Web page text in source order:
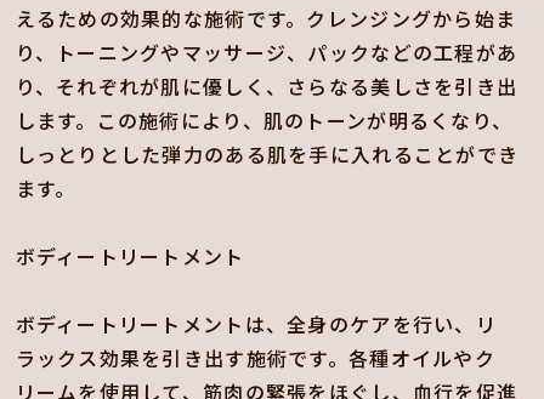
えるための効果的な施術です。クレンジングから始ま
り、トーニングやマッサージ、パックなどの工程があ
り、それぞれが肌に優しく、さらなる美しさを引き出
します。この施術により、肌のトーンが明るくなり、
しっとりとした弾力のある肌を手に入れることができ
ます。
ボディートリートメント
ボディートリートメントは、全身のケアを行い、リ
ラックス効果を引き出す施術です。各種オイルやク
リームを使用して、筋肉の緊張をほぐし、血行を促進